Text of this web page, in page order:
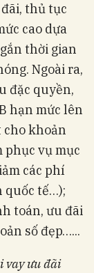
thủ tục
cao dựa
thời gian
Ngoài ra,
đặc quyền,
hạn mức lên
cho khoản
phục vụ mục
các phí
quốc tế…);
toán, ưu đãi
số đẹp…...
vay ưu đãi